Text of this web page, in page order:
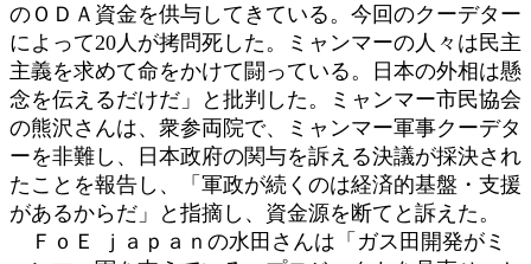
のＯＤＡ資金を供与してきている。今回のクーデター
によって20人が拷問死した。ミャンマーの人々は民主
主義を求めて命をかけて闘っている。日本の外相は懸
念を伝えるだけだ」と批判した。ミャンマー市民協会
の熊沢さんは、衆参両院で、ミャンマー軍事クーデタ
ーを非難し、日本政府の関与を訴える決議が採決され
たことを報告し、「軍政が続くのは経済的基盤・支援
があるからだ」と指摘し、資金源を断てと訴えた。
ＦｏＥ ｊａｐａｎの水田さんは「ガス田開発がミ